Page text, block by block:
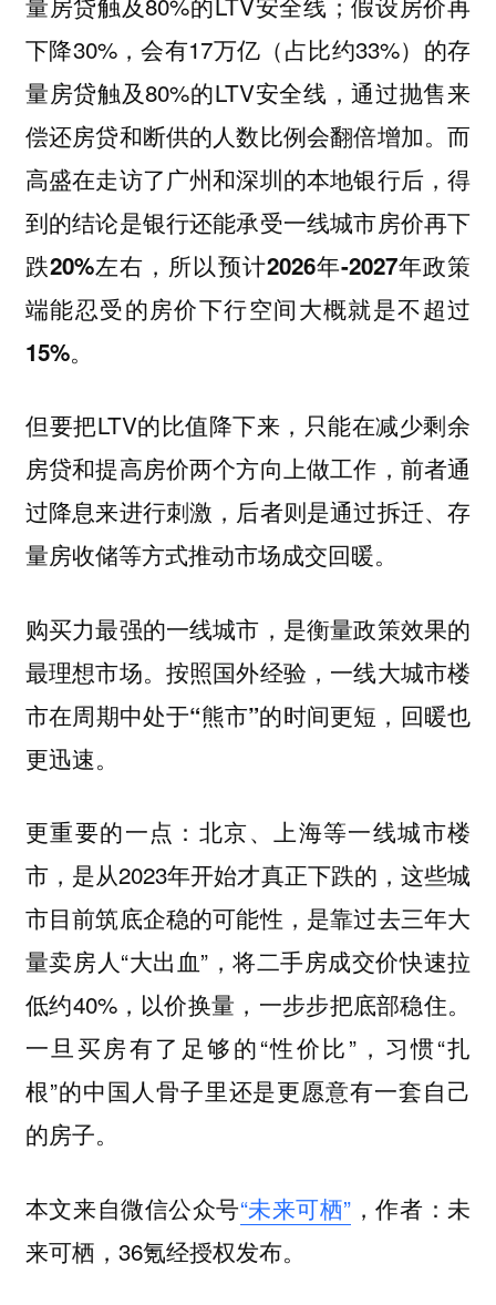
下降30%，会有17万亿（占比约33%）的存
量房贷触及80%的LTV安全线，通过抛售来
偿还房贷和断供的人数比例会翻倍增加。而
高盛在走访了广州和深圳的本地银行后，得
到的结论是银行还能承受一线城市房价再下
跌20%左右，所以预计2026年-2027年政策
端能忍受的房价下行空间大概就是不超过
15%。
但要把LTV的比值降下来，只能在减少剩余
房贷和提高房价两个方向上做工作，前者通
过降息来进行刺激，后者则是通过拆迁、存
量房收储等方式推动市场成交回暖。
购买力最强的一线城市，是衡量政策效果的
最理想市场。按照国外经验， 一线大城市楼
市在周期中处于“熊市”的时间更短，回暖也
更迅速。
更重要的一点：北京、上海等一线城市楼
市，是从2023年开始才真正下跌的，这些城
市目前筑底企稳的可能性，是靠过去三年大
量卖房人“大出血”，将二手房成交价快速拉
低约40%，以价换量，一步步把底部稳住。
一旦买房有了足够的“性价比”，习惯“扎
根”的中国人骨子里还是更愿意有一套自己
的房子。
本文来自微信公众号“未来可栖” ，作者：未
来可栖，36氪经授权发布。